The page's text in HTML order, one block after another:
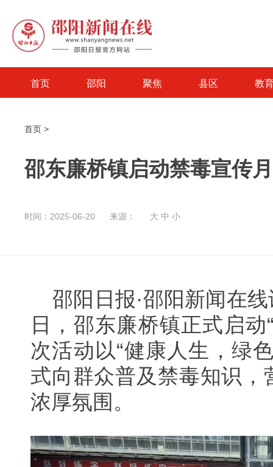
首页 邵阳 聚焦 县区 教
首页 >
邵东廉桥镇启动禁毒宣传
时间：2025-06-20 来源： 大 中 小
邵阳日报·邵阳新闻在
日，邵东廉桥镇正式启
次活动以“健康人生，绿
式向群众普及禁毒知识
浓厚氛围。